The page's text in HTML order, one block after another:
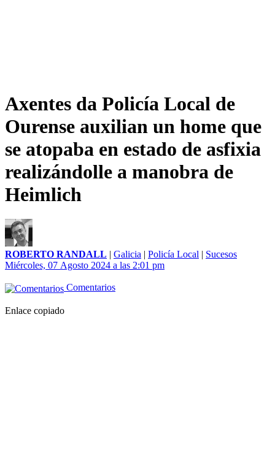
Axentes da Policía Local de
Ourense auxilian un home que
se atopaba en estado de asfixia
realizándolle a manobra de
Heimlich
ROBERTO RANDALL | Galicia | Policía Local | Sucesos
Miércoles, 07 Agosto 2024 a las 2:01 pm
Comentarios
Enlace copiado